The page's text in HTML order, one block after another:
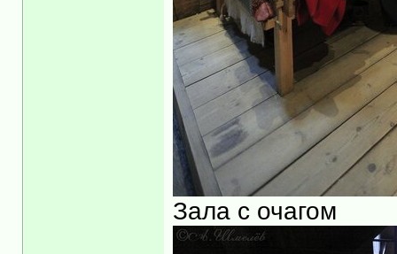
Зала с очагом